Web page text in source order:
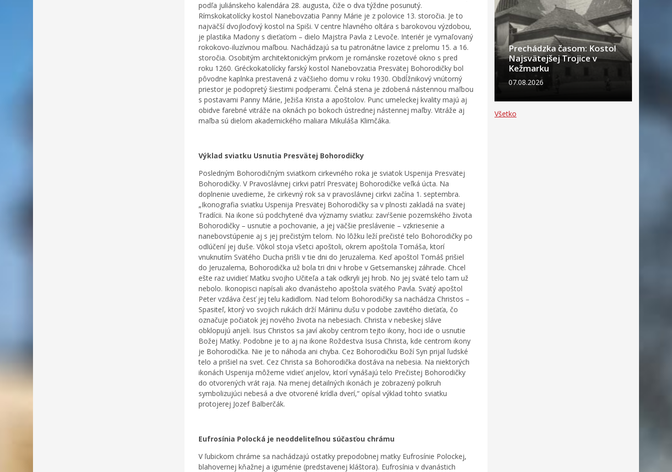
podľa juliánskeho kalendára 28. augusta, čiže o dva týždne posunutý.
Rímskokatolícky kostol Nanebovzatia Panny Márie je z polovice 13. storočia. Je to
najväčší dvojloďový kostol na Spiši. V centre hlavného oltára s barokovou výzdobou,
je plastika Madony s dieťaťom – dielo Majstra Pavla z Levoče. Interiér je vymaľovaný
rokokovo-iluzívnou maľbou. Nachádzajú sa tu patronátne lavice z prelomu 15. a 16.
storočia. Osobitým architektonickým prvkom je románske rozetové okno s pred
roku 1260. Gréckokatolícky farský kostol Nanebovzatia Presvätej Bohorodičky bol
pôvodne kaplnka prestavená z väčšieho domu v roku 1930. Obdĺžnikový vnútorný
priestor je podopretý šiestimi podperami. Čelná stena je zdobená nástennou maľbou
s postavami Panny Márie, Ježiša Krista a apoštolov. Punc umeleckej kvality majú aj
obidve farebné vitráže na oknách po bokoch ústrednej nástennej maľby. Vitráže aj
maľba sú dielom akademického maliara Mikuláša Klimčáka.
Výklad sviatku Usnutia Presvätej Bohorodičky
Posledným Bohorodičným sviatkom cirkevného roka je sviatok Uspenija Presvätej
Bohorodičky. V Pravoslávnej cirkvi patrí Presvätej Bohorodičke veľká úcta. Na
doplnenie uvedieme, že cirkevný rok sa v pravoslávnej cirkvi začína 1. septembra.
„Ikonografia sviatku Uspenija Presvätej Bohorodičky sa v plnosti zakladá na svätej
Tradícii. Na ikone sú podchytené dva významy sviatku: zavŕšenie pozemského života
Bohorodičky – usnutie a pochovanie, a jej väčšie preslávenie – vzkriesenie a
nanebovstúpenie aj s jej prečistým telom. No lôžku leží prečisté telo Bohorodičky po
odlúčení jej duše. Vôkol stoja všetci apoštoli, okrem apoštola Tomáša, ktorí
vnuknutím Svätého Ducha prišli v tie dni do Jeruzalema. Keď apoštol Tomáš prišiel
do Jeruzalema, Bohorodička už bola tri dni v hrobe v Getsemanskej záhrade. Chcel
ešte raz uvidieť Matku svojho Učiteľa a tak odkryli jej hrob. No jej sväté telo tam už
nebolo. Ikonopisci napísali ako dvanásteho apoštola svätého Pavla. Svätý apoštol
Peter vzdáva česť jej telu kadidlom. Nad telom Bohorodičky sa nachádza Christos –
Spasiteľ, ktorý vo svojich rukách drží Máriinu dušu v podobe zavitého dieťaťa, čo
označuje počiatok jej nového života na nebesiach. Christa v nebeskej sláve
obklopujú anjeli. Isus Christos sa javí akoby centrom tejto ikony, hoci ide o usnutie
Božej Matky. Podobne je to aj na ikone Roždestva Isusa Christa, kde centrom ikony
je Bohorodička. Nie je to náhoda ani chyba. Cez Bohorodičku Boží Syn prijal ľudské
telo a prišiel na svet. Cez Christa sa Bohorodička dostáva na nebesia. Na niektorých
ikonách Uspenija môžeme vidieť anjelov, ktorí vynášajú telo Prečistej Bohorodičky
do otvorených vrát raja. Na menej detailných ikonách je zobrazený polkruh
symbolizujúci nebesá a dve otvorené krídla dverí,“ opísal výklad tohto sviatku
protojerej Jozef Balberčák.
Eufrosínia Polocká je neoddeliteľnou súčasťou chrámu
V ľubickom chráme sa nachádzajú ostatky prepodobnej matky Eufrosínie Polockej,
blahovernej kňažnej a iguménie (predstavenej kláštora). Eufrosínia v dvanástich
Prechádzka časom: Kostol
Najsvätejšej Trojice v
Kežmarku
07.08.2026
Všetko